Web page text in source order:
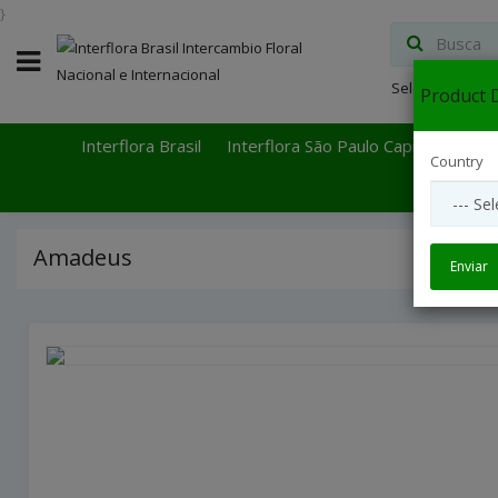
Select
Interflora Brasil Interflora São Paulo Capital
Amadeus
}
Product
Country
Enviar